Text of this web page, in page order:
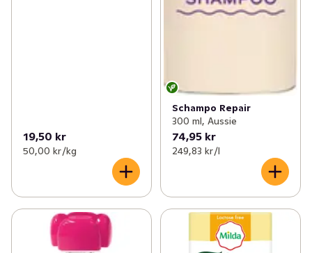
19,50 kr
50,00 kr /kg
Schampo Repair
300 ml, Aussie
74,95 kr
249,83 kr /l